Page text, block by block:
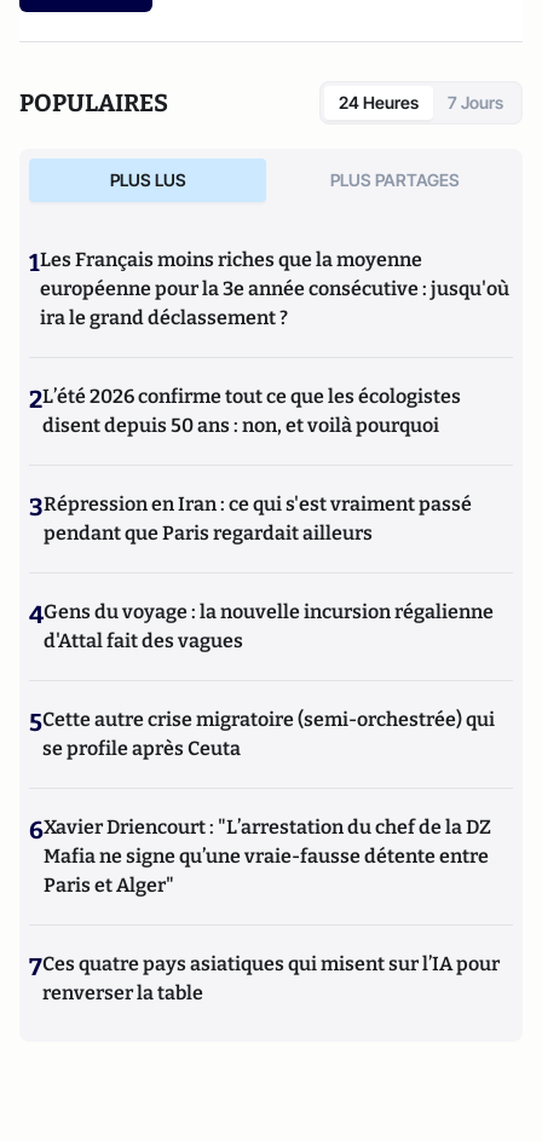
POPULAIRES 24 Heures 7 Jours
PLUS LUS PLUS PARTAGES
1Les Français moins riches que la moyenne
européenne pour la 3e année consécutive : jusqu'où
ira le grand déclassement ?
2L’été 2026 confirme tout ce que les écologistes
disent depuis 50 ans : non, et voilà pourquoi
3Répression en Iran : ce qui s'est vraiment passé
pendant que Paris regardait ailleurs
4Gens du voyage : la nouvelle incursion régalienne
d'Attal fait des vagues
5Cette autre crise migratoire (semi-orchestrée) qui
se profile après Ceuta
6Xavier Driencourt : "L’arrestation du chef de la DZ
Mafia ne signe qu’une vraie-fausse détente entre
Paris et Alger"
7Ces quatre pays asiatiques qui misent sur l’IA pour
renverser la table